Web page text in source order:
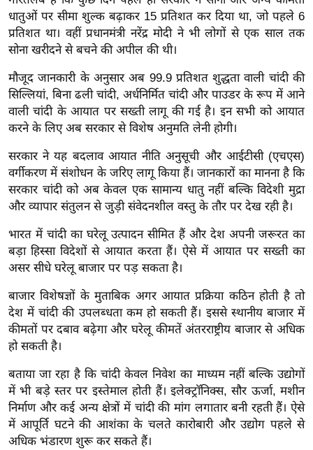
पे
प
र
मि
सा
ल
बे
मि
सा
ल
ख्सि
य
यं
ग
इं
या
सा
हि
त्य
धातुओं पर सीमा शुल्क बढ़ाकर 15 प्रतिशत कर दिया था, जो पहले 6
प्रतिशत था। वहीं प्रधानमंत्री नरेंद्र मोदी ने भी लोगों से एक साल तक
सोना खरीदने से बचने की अपील की थी।
मौजूद जानकारी के अनुसार अब 99.9 प्रतिशत शुद्धता वाली चांदी की
सिल्लियां, बिना ढली चांदी, अर्धनिर्मित चांदी और पाउडर के रूप में आने
वाली चांदी के आयात पर सख्ती लागू की गई है। इन सभी को आयात
करने के लिए अब सरकार से विशेष अनुमति लेनी होगी।
सरकार ने यह बदलाव आयात नीति अनुसूची और आईटीसी (एचएस)
वर्गीकरण में संशोधन के जरिए लागू किया हैं। जानकारों का मानना है कि
सरकार चांदी को अब केवल एक सामान्य धातु नहीं बल्कि विदेशी मुद्रा
और व्यापार संतुलन से जुड़ी संवेदनशील वस्तु के तौर पर देख रही है।
भारत में चांदी का घरेलू उत्पादन सीमित हैं और देश अपनी जरूरत का
बड़ा हिस्सा विदेशों से आयात करता हैं। ऐसे में आयात पर सख्ती का
असर सीधे घरेलू बाजार पर पड़ सकता है।
बाजार विशेषज्ञों के मुताबिक अगर आयात प्रक्रिया कठिन होती है तो
देश में चांदी की उपलब्धता कम हो सकती हैं। इससे स्थानीय बाजार में
कीमतों पर दबाव बढ़ेगा और घरेलू कीमतें अंतरराष्ट्रीय बाजार से अधिक
हो सकती है।
बताया जा रहा है कि चांदी केवल निवेश का माध्यम नहीं बल्कि उद्योगों
में भी बड़े स्तर पर इस्तेमाल होती हैं। इलेक्ट्रॉनिक्स, सौर ऊर्जा, मशीन
निर्माण और कई अन्य क्षेत्रों में चांदी की मांग लगातार बनी रहती हैं। ऐसे
में आपूर्ति घटने की आशंका के चलते कारोबारी और उद्योग पहले से
अधिक भंडारण शुरू कर सकते हैं।